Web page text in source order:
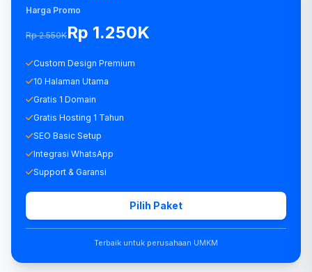
Harga Promo
Rp 2.550KRp 1.250K
Custom Design Premium
10 Halaman Utama
Gratis 1 Domain
Gratis Hosting 1 Tahun
SEO Basic Setup
Integrasi WhatsApp
Support & Garansi
Pilih Paket
Terbaik untuk perusahaan UMKM